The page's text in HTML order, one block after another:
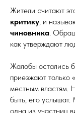
Жители считают
критику , и
чиновника .
как утверждают
Жалобы остались
приезжают
местным властям.
быть, его
одна из участниц